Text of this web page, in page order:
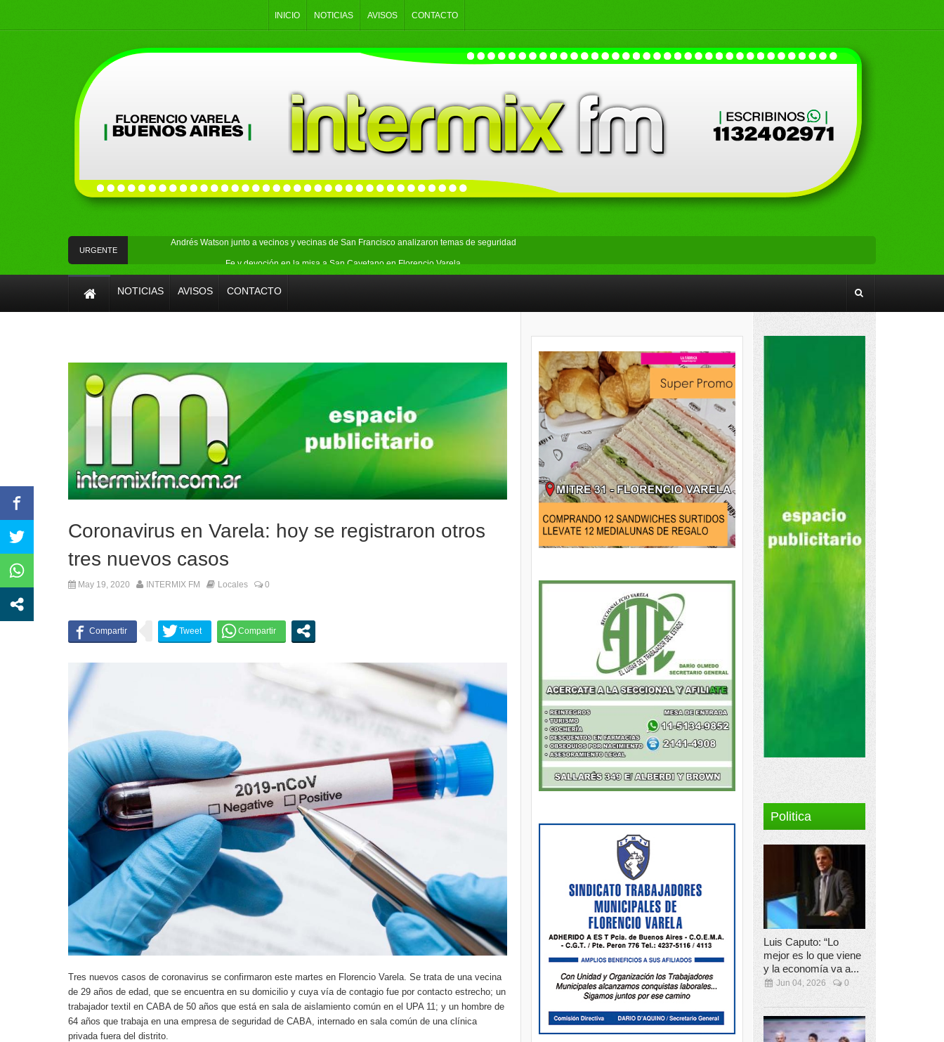
INICIO NOTICIAS AVISOS CONTACTO
URGENTE
Andrés Watson junto a vecinos y vecinas de San Francisco analizaron temas de seguridad
Fe y devoción en la misa a San Cayetano en Florencio Varela
NOTICIAS AVISOS CONTACTO
Coronavirus en Varela: hoy se registraron otros
tres nuevos casos
May 19, 2020 INTERMIX FM Locales 0
Tres nuevos casos de coronavirus se confirmaron este martes en Florencio Varela. Se trata de una vecina
de 29 años de edad, que se encuentra en su domicilio y cuya vía de contagio fue por contacto estrecho; un
trabajador textil en CABA de 50 años que está en sala de aislamiento común en el UPA 11; y un hombre de
64 años que trabaja en una empresa de seguridad de CABA, internado en sala común de una clínica
privada fuera del distrito.
Politica
Luis Caputo: “Lo
mejor es lo que viene
y la economía va a...
Jun 04, 2026 0